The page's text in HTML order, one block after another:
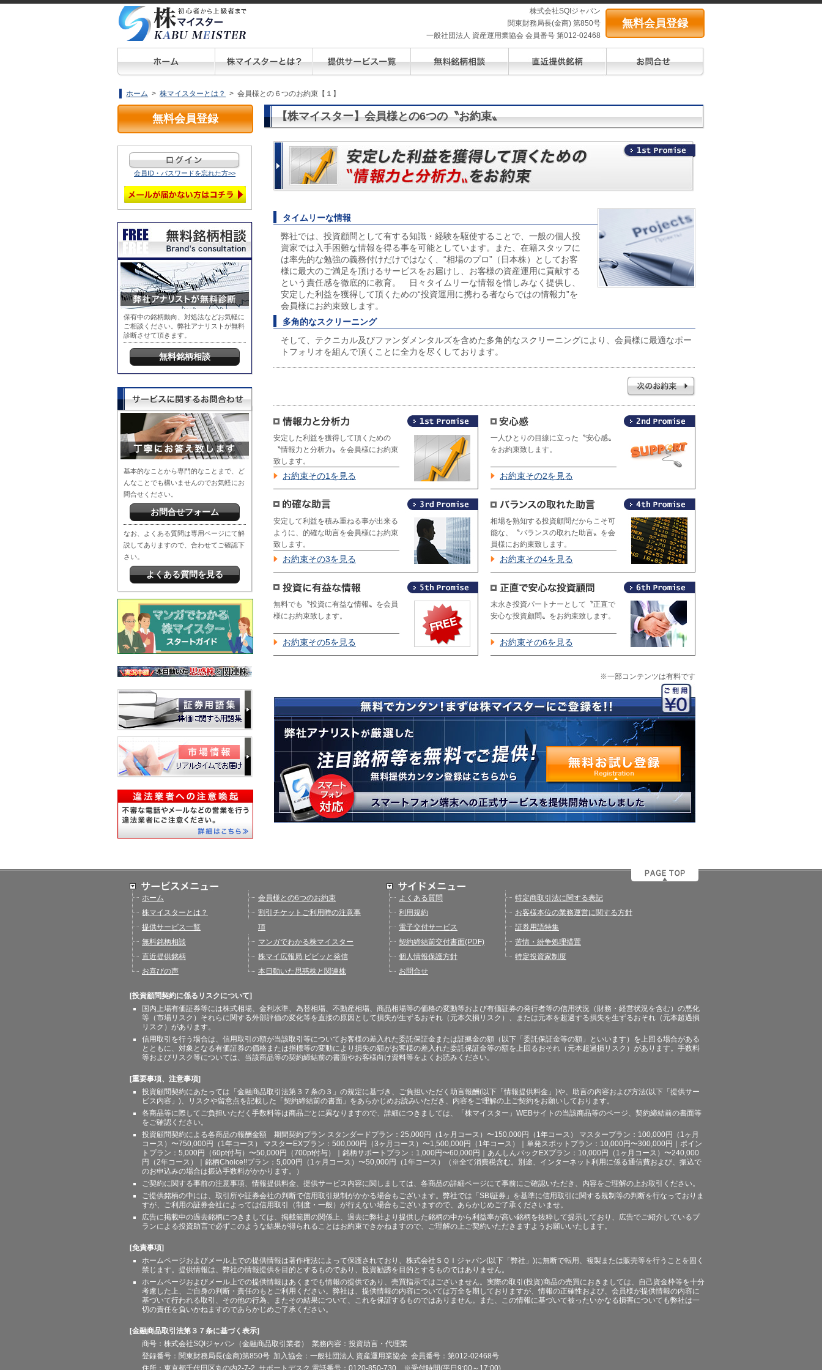
株式会社SQIジャパン
関東財務局長(金商) 第850号
一般社団法人 資産運用業協会 会員番号 第012-02468
無料会員登録
ホーム > 株マイスターとは？ > 会員様との６つのお約束【１】
無料会員登録
会員ID・パスワードを忘れた方>>
保有中の銘柄動向、対処法などお気軽に
ご相談ください。弊社アナリストが無料
診断させて頂きます。
無料銘柄相談
基本的なことから専門的なことまで、ど
んなことでも構いませんのでお気軽にお
問合せください。
お問合せフォーム
なお、よくある質問は専用ページにて解
説してありますので、合わせてご確認下
さい。
よくある質問を見る
【株マイスター】会員様との6つの〝お約束〟
タイムリーな情報
弊社では、投資顧問として有する知識・経験を駆使することで、一般の個人投
資家では入手困難な情報を得る事を可能としています。また、在籍スタッフに
は率先的な勉強の義務付けだけではなく、“相場のプロ”（日本株）としてお客
様に最大のご満足を頂けるサービスをお届けし、お客様の資産運用に貢献する
という責任感を徹底的に教育。 日々タイムリーな情報を惜しみなく提供し、
安定した利益を獲得して頂くための“投資運用に携わる者ならではの情報力”を
会員様にお約束致します。
多角的なスクリーニング
そして、テクニカル及びファンダメンタルズを含めた多角的なスクリーニングにより、会員様に最適なポー
トフォリオを組んで頂くことに全力を尽くしております。
安定した利益を獲得して頂くための
〝情報力と分析力〟を会員様にお約束
致します。
お約束その1を見る
一人ひとりの目線に立った〝安心感〟
をお約束致します。
お約束その2を見る
安定して利益を積み重ねる事が出来る
ように、的確な助言を会員様にお約束
致します。
お約束その3を見る
相場を熟知する投資顧問だからこそ可
能な、〝バランスの取れた助言〟を会
員様にお約束致します。
お約束その4を見る
無料でも〝投資に有益な情報〟を会員
様にお約束致します。
お約束その5を見る
末永き投資パートナーとして〝正直で
安心な投資顧問〟をお約束致します。
お約束その6を見る
※一部コンテンツは有料です
ホーム
株マイスターとは？
提供サービス一覧
無料銘柄相談
直近提供銘柄
お喜びの声
会員様との6つのお約束
割引チケットご利用時の注意事
項
マンガでわかる株マイスター
株マイ広報局 ビビッと発信
本日動いた思惑株と関連株
よくある質問
利用規約
電子交付サービス
契約締結前交付書面(PDF)
個人情報保護方針
お問合せ
特定商取引法に関する表記
お客様本位の業務運営に関する方針
証券用語特集
苦情・紛争処理措置
特定投資家制度
[投資顧問契約に係るリスクについて]
国内上場有価証券等には株式相場、金利水準、為替相場、不動産相場、商品相場等の価格の変動等および有価証券の発行者等の信用状況（財務・経営状況を含む）の悪化
等（市場リスク）それらに関する外部評価の変化等を直接の原因として損失が生ずるおそれ（元本欠損リスク）、または元本を超過する損失を生ずるおそれ（元本超過損
リスク）があります。
信用取引を行う場合は、信用取引の額が当該取引等についてお客様の差入れた委託保証金または証拠金の額（以下「委託保証金等の額」といいます）を上回る場合がある
とともに、対象となる有価証券の価格または指標等の変動により損失の額がお客様の差入れた委託保証金等の額を上回るおそれ（元本超過損リスク）があります。手数料
等およびリスク等については、当該商品等の契約締結前の書面やお客様向け資料等をよくお読みください。
[重要事項、注意事項]
投資顧問契約にあたっては「金融商品取引法第３７条の３」の規定に基づき、ご負担いただく助言報酬(以下「情報提供料金」)や、助言の内容および方法(以下「提供サー
ビス内容」)、リスクや留意点を記載した「契約締結前の書面」をあらかじめお読みいただき、内容をご理解の上ご契約をお願いしております。
各商品等に際してご負担いただく手数料等は商品ごとに異なりますので、詳細につきましては、「株マイスター」WEBサイトの当該商品等のページ、契約締結前の書面等
をご確認ください。
投資顧問契約による各商品の報酬金額 期間契約プラン スタンダードプラン：25,000円（1ヶ月コース）〜150,000円（1年コース） マスタープラン：100,000円（1ヶ月
コース）〜750,000円（1年コース） マスターEXプラン：500,000円（3ヶ月コース）〜1,500,000円（1年コース）｜単発スポットプラン：10,000円〜300,000円｜ポイン
トプラン：5,000円（60pt付与）〜50,000円（700pt付与）｜銘柄サポートプラン：1,000円〜60,000円｜あんしんパックEXプラン：10,000円（1ヶ月コース）〜240,000
円（2年コース）｜銘柄Choice!!プラン：5,000円（1ヶ月コース）〜50,000円（1年コース）（※全て消費税含む。別途、インターネット利用に係る通信費および、振込で
のお申込みの場合は振込手数料がかかります。）
ご契約に関する事前の注意事項、情報提供料金、提供サービス内容に関しましては、各商品の詳細ページにて事前にご確認いただき、内容をご理解の上お取引ください。
ご提供銘柄の中には、取引所や証券会社の判断で信用取引規制がかかる場合もございます。弊社では「SBI証券」を基準に信用取引に関する規制等の判断を行なっておりま
すが、ご利用の証券会社によっては信用取引（制度・一般）が行えない場合もございますので、あらかじめご了承くださいませ。
広告に掲載中の過去銘柄につきましては、掲載範囲の関係上、過去に弊社より提供した銘柄の中から利益率が高い銘柄を抜粋して提示しており、広告でご紹介しているプ
ランによる投資助言で必ずこのような結果が得られることはお約束できかねますので、ご理解の上ご契約いただきますようお願いいたします。
[免責事項]
ホームページおよびメール上での提供情報は著作権法によって保護されており、株式会社ＳＱＩジャパン(以下「弊社」)に無断で転用、複製または販売等を行うことを固く
禁じます。提供情報は、弊社の情報提供を目的とするものであり、投資勧誘を目的とするものではありません。
ホームページおよびメール上での提供情報はあくまでも情報の提供であり、売買指示ではございません。実際の取引(投資)商品の売買におきましては、自己資金枠等を十分
考慮した上、ご自身の判断・責任のもとご利用ください。弊社は、提供情報の内容については万全を期しておりますが、情報の正確性および、会員様が提供情報の内容に
基づいて行われる取引、その他の行為、またその結果について、これを保証するものではありません。また、この情報に基づいて被ったいかなる損害についても弊社は一
切の責任を負いかねますのであらかじめご了承ください。
[金融商品取引法第３７条に基づく表示]
商号：株式会社SQIジャパン（金融商品取引業者） 業務内容：投資助言・代理業
登録番号：関東財務局長(金商)第850号 加入協会：一般社団法人 資産運用業協会 会員番号：第012-02468号
住所：東京都千代田区丸の内2-7-2 サポートデスク 電話番号：0120-850-730 ※受付時間(平日9:00～17:00)